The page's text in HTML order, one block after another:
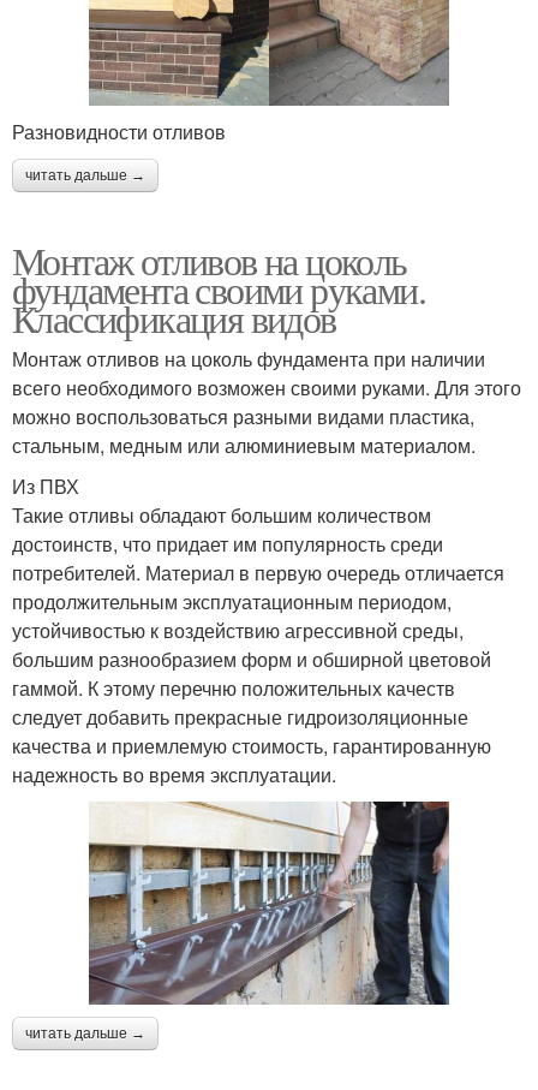
Разновидности отливов
читать дальше →
Монтаж отливов на цоколь
фундамента своими руками.
Классификация видов
Монтаж отливов на цоколь фундамента при наличии
всего необходимого возможен своими руками. Для этого
можно воспользоваться разными видами пластика,
стальным, медным или алюминиевым материалом.
Из ПВХ
Такие отливы обладают большим количеством
достоинств, что придает им популярность среди
потребителей. Материал в первую очередь отличается
продолжительным эксплуатационным периодом,
устойчивостью к воздействию агрессивной среды,
большим разнообразием форм и обширной цветовой
гаммой. К этому перечню положительных качеств
следует добавить прекрасные гидроизоляционные
качества и приемлемую стоимость, гарантированную
надежность во время эксплуатации.
читать дальше →